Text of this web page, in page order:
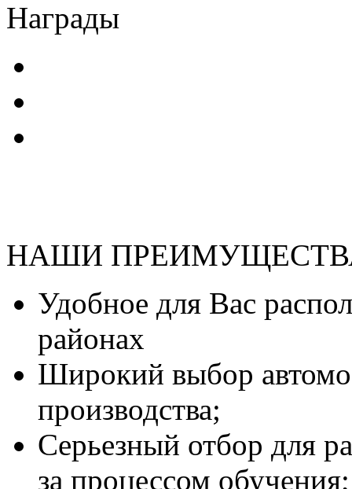
Награды
НАШИ
Удобное для Вас
районах
Широкий выбор
производства;
Серьезный отбор для
за процессом обучения;